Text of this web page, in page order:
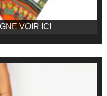
VOIR ICI